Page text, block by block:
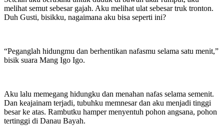
melihat semut sebesar gajah. Aku melihat ulat sebesar truk tronton.
Duh Gusti, bisikku, nagaimana aku bisa seperti ini?
“Peganglah hidungmu dan berhentikan nafasmu selama satu menit,”
bisik suara Mang Igo Igo.
Aku lalu memegang hidungku dan menahan nafas selama semenit.
Dan keajainam terjadi, tubuhku memnesar dan aku menjadi tinggi
besar ke atas. Rambutku hamper menyentuh pohon angsana, pohon
tertinggi di Danau Bayah.